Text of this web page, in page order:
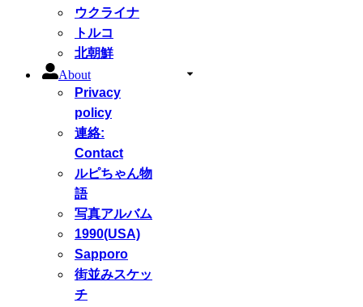
ウクライナ
トルコ
北朝鮮
About
Privacy
policy
連絡:
Contact
ルピちゃん物
語
写真アルバム
1990(USA)
Sapporo
街並みスケッ
チ